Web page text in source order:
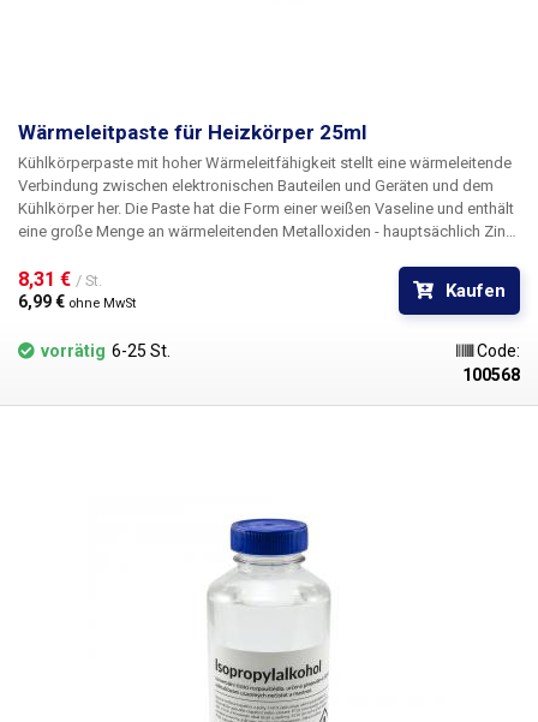
Wärmeleitpaste für Heizkörper 25ml
Kühlkörperpaste mit hoher Wärmeleitfähigkeit stellt eine wärmeleitende
Verbindung zwischen elektronischen Bauteilen und Geräten und dem
Kühlkörper her. Die Paste hat die Form einer weißen Vaseline und enthält
eine große Menge an wärmeleitenden Metalloxiden - hauptsächlich Zink.
gekühlten Bauteil und dem Kühlkörper hauptsächlich durch das
Auffüllen von Oberflächenunregelmäßigkeiten der Kontaktflächen des
Wärmeübergang von Halbleiterkomponenten - größere LEDs,
Transistoren, Thyristoren, Dioden und Triacs - zum Kühlkörper bestimmt.
8,31 € / St.
6,99 € ohne MwSt
Kaufen
vorrätig 6-25 St.
Code:
100568